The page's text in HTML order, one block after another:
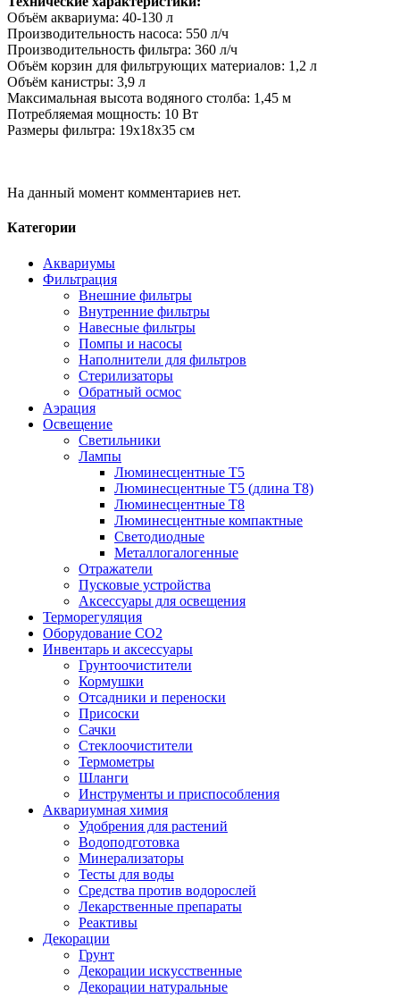
Объём аквариума: 40-130 л
Производительность насоса: 550 л/ч
Производительность фильтра: 360 л/ч
Объём корзин для фильтрующих материалов: 1,2 л
Объём канистры: 3,9 л
Максимальная высота водяного столба: 1,45 м
Потребляемая мощность: 10 Вт
Размеры фильтра: 19х18х35 см
На данный момент комментариев нет.
Категории
Аквариумы
Фильтрация
Внешние фильтры
Внутренние фильтры
Навесные фильтры
Помпы и насосы
Наполнители для фильтров
Стерилизаторы
Обратный осмос
Аэрация
Освещение
Светильники
Лампы
Люминесцентные T5
Люминесцентные T5 (длина T8)
Люминесцентные T8
Люминесцентные компактные
Светодиодные
Металлогалогенные
Отражатели
Пусковые устройства
Аксессуары для освещения
Терморегуляция
Оборудование CO2
Инвентарь и аксессуары
Грунтоочистители
Кормушки
Отсадники и переноски
Присоски
Сачки
Стеклоочистители
Термометры
Шланги
Инструменты и приспособления
Аквариумная химия
Удобрения для растений
Водоподготовка
Минерализаторы
Тесты для воды
Средства против водорослей
Лекарственные препараты
Реактивы
Декорации
Грунт
Декорации искусственные
Декорации натуральные